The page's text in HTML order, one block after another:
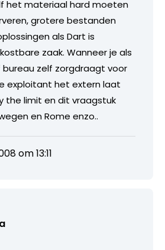
het materiaal hard moeten
grotere bestanden
als Dart is
zaak. Wanneer je als
zelf zorgdraagt voor
exploitant het extern laat
the limit en dit vraagstuk
en Rome enzo..
om 13:11